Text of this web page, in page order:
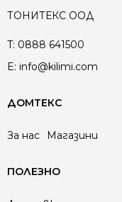
ТОНИТЕКС ООД
T: 0888 641500
E: info@kilimi.com
ДОМТЕКС
За нас Магазини
ПОЛЕЗНО